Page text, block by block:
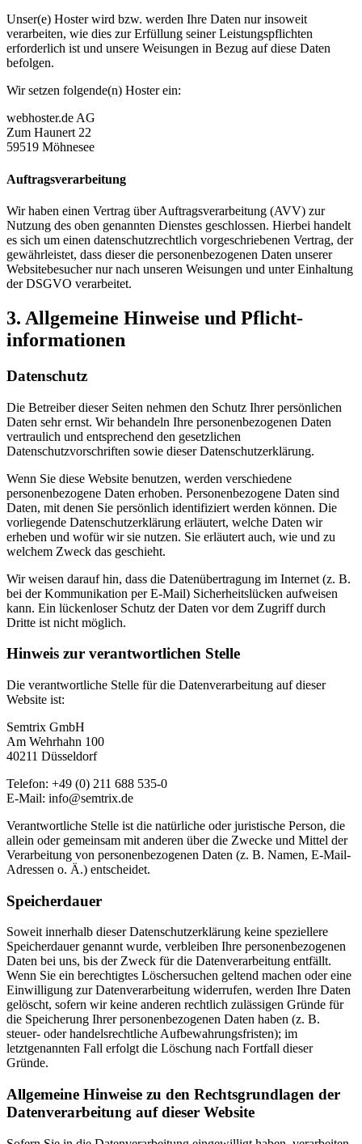
Unser(e) Hoster wird bzw. werden Ihre Daten nur insoweit
verarbeiten, wie dies zur Erfüllung seiner Leistungspflichten
erforderlich ist und unsere Weisungen in Bezug auf diese Daten
befolgen.
Wir setzen folgende(n) Hoster ein:
webhoster.de AG
Zum Haunert 22
59519 Möhnesee
Auftragsverarbeitung
Wir haben einen Vertrag über Auftragsverarbeitung (AVV) zur
Nutzung des oben genannten Dienstes geschlossen. Hierbei handelt
es sich um einen datenschutzrechtlich vorgeschriebenen Vertrag, der
gewährleistet, dass dieser die personenbezogenen Daten unserer
Websitebesucher nur nach unseren Weisungen und unter Einhaltung
der DSGVO verarbeitet.
3. Allgemeine Hinweise und Pflicht­
informationen
Datenschutz
Die Betreiber dieser Seiten nehmen den Schutz Ihrer persönlichen
Daten sehr ernst. Wir behandeln Ihre personenbezogenen Daten
vertraulich und entsprechend den gesetzlichen
Datenschutzvorschriften sowie dieser Datenschutzerklärung.
Wenn Sie diese Website benutzen, werden verschiedene
personenbezogene Daten erhoben. Personenbezogene Daten sind
Daten, mit denen Sie persönlich identifiziert werden können. Die
vorliegende Datenschutzerklärung erläutert, welche Daten wir
erheben und wofür wir sie nutzen. Sie erläutert auch, wie und zu
welchem Zweck das geschieht.
Wir weisen darauf hin, dass die Datenübertragung im Internet (z. B.
bei der Kommunikation per E-Mail) Sicherheitslücken aufweisen
kann. Ein lückenloser Schutz der Daten vor dem Zugriff durch
Dritte ist nicht möglich.
Hinweis zur verantwortlichen Stelle
Die verantwortliche Stelle für die Datenverarbeitung auf dieser
Website ist:
Semtrix GmbH
Am Wehrhahn 100
40211 Düsseldorf
Telefon: +49 (0) 211 688 535-0
E-Mail: info@semtrix.de
Verantwortliche Stelle ist die natürliche oder juristische Person, die
allein oder gemeinsam mit anderen über die Zwecke und Mittel der
Verarbeitung von personenbezogenen Daten (z. B. Namen, E-Mail-
Adressen o. Ä.) entscheidet.
Speicherdauer
Soweit innerhalb dieser Datenschutzerklärung keine speziellere
Speicherdauer genannt wurde, verbleiben Ihre personenbezogenen
Daten bei uns, bis der Zweck für die Datenverarbeitung entfällt.
Wenn Sie ein berechtigtes Löschersuchen geltend machen oder eine
Einwilligung zur Datenverarbeitung widerrufen, werden Ihre Daten
gelöscht, sofern wir keine anderen rechtlich zulässigen Gründe für
die Speicherung Ihrer personenbezogenen Daten haben (z. B.
steuer- oder handelsrechtliche Aufbewahrungsfristen); im
letztgenannten Fall erfolgt die Löschung nach Fortfall dieser
Gründe.
Allgemeine Hinweise zu den Rechtsgrundlagen der
Datenverarbeitung auf dieser Website